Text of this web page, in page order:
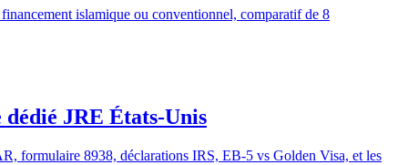
islamique ou conventionnel, comparatif de 8
JRE États-Unis
formulaire 8938, déclarations IRS, EB-5 vs Golden Visa, et les